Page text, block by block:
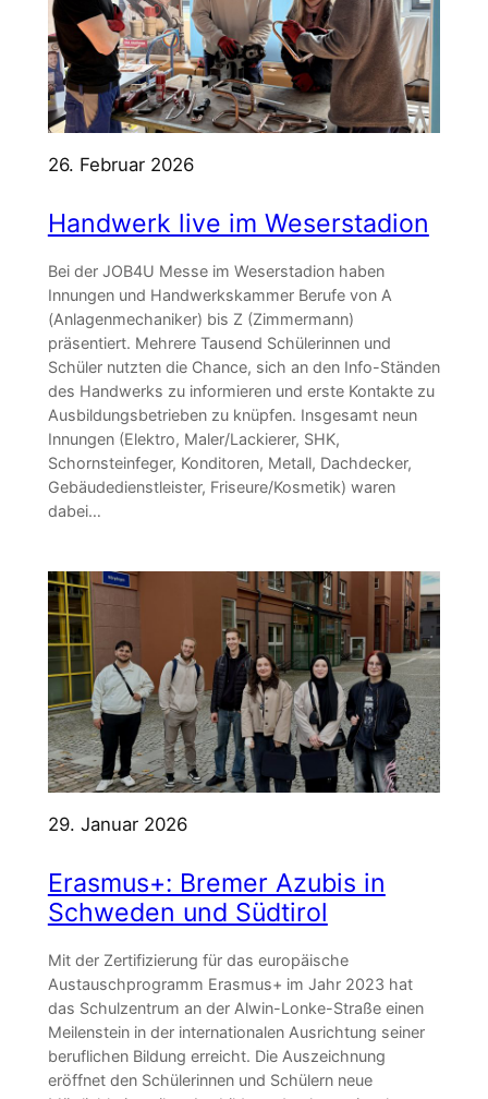
26. Februar 2026
Handwerk live im Weserstadion
Bei der JOB4U Messe im Weserstadion haben
Innungen und Handwerkskammer Berufe von A
(Anlagenmechaniker) bis Z (Zimmermann)
präsentiert. Mehrere Tausend Schülerinnen und
Schüler nutzten die Chance, sich an den Info-Ständen
des Handwerks zu informieren und erste Kontakte zu
Ausbildungsbetrieben zu knüpfen. Insgesamt neun
Innungen (Elektro, Maler/Lackierer, SHK,
Schornsteinfeger, Konditoren, Metall, Dachdecker,
Gebäudedienstleister, Friseure/Kosmetik) waren
dabei…
29. Januar 2026
Erasmus+: Bremer Azubis in
Schweden und Südtirol
Mit der Zertifizierung für das europäische
Austauschprogramm Erasmus+ im Jahr 2023 hat
das Schulzentrum an der Alwin-Lonke-Straße einen
Meilenstein in der internationalen Ausrichtung seiner
beruflichen Bildung erreicht. Die Auszeichnung
eröffnet den Schülerinnen und Schülern neue